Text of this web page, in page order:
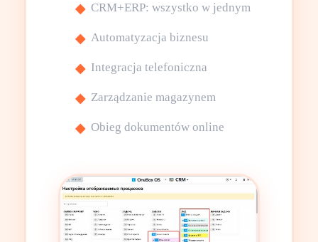
CRM+ERP: wszystko w jednym
Automatyzacja biznesu
Integracja telefoniczna
Zarządzanie magazynem
Obieg dokumentów online